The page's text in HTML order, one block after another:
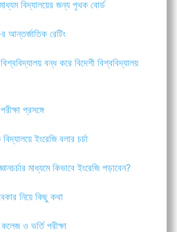
বিদ্যালয়ের জন্য পৃথক বোর্ড
আন্তর্জাতিক রেটিং
বন্ধ করে বিদেশী বিশ্ববিদ্যালয়
প্রসঙ্গে
ইংরেজি বলার চর্চা
মাধ্যমে কিভাবে ইংরেজি পড়াবেন?
নিয়ে কিছু কথা
ও ভর্তি পরীক্ষা